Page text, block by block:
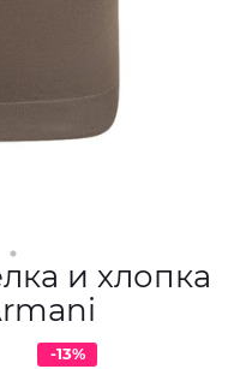
и хлопка
-13%